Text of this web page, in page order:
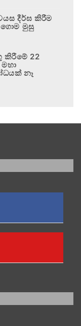
දීර්ඝ කිරීම
ගොම මුසු
කිරීමේ 22
නෑ